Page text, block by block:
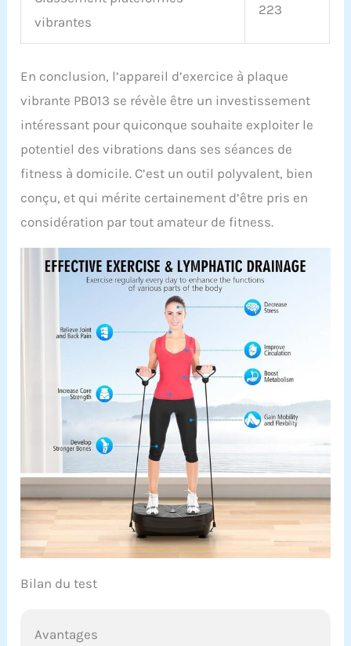
glisser pendant l'exercice.
vibrantes
223
En conclusion, l’appareil d’exercice à plaque
vibrante PB013 se révèle être un investissement
intéressant pour quiconque souhaite exploiter le
potentiel des vibrations dans ses séances de
fitness à domicile. C’est un outil polyvalent, bien
conçu, et qui mérite certainement d’être pris en
considération par tout amateur de fitness.
Bilan du test
Avantages